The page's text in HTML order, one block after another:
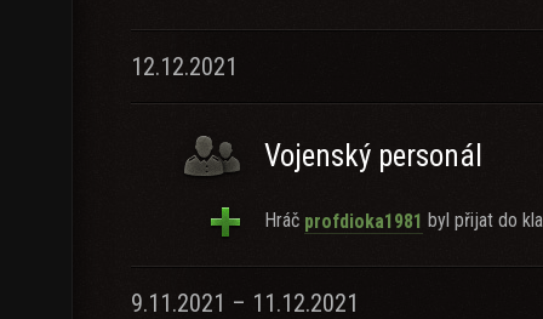
12.12.2021
Vojenský personál
Hráč profdioka1981 byl přijat do
9.11.2021 – 11.12.2021